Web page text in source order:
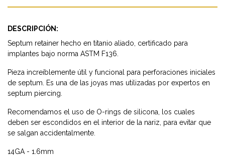
DESCRIPCIÓN:
Septum retainer hecho en titanio aliado, certificado para
implantes bajo norma ASTM F136.
Pieza increíblemente útil y funcional para perforaciones iniciales
de septum. Es una de las joyas mas utilizadas por expertos en
septum piercing.
Recomendamos el uso de O-rings de silicona, los cuales
deben ser escondidos en el interior de la nariz, para evitar que
se salgan accidentalmente.
14GA - 1.6mm